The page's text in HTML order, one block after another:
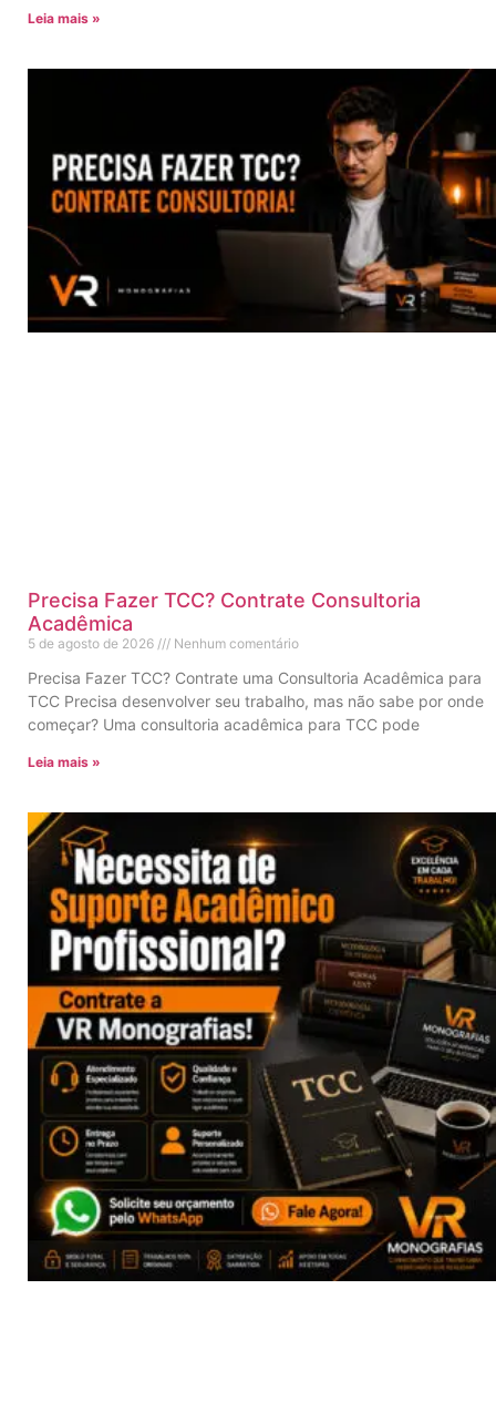
Leia mais »
Precisa Fazer TCC? Contrate Consultoria
Acadêmica
5 de agosto de 2026 Nenhum comentário
Precisa Fazer TCC? Contrate uma Consultoria Acadêmica para
TCC Precisa desenvolver seu trabalho, mas não sabe por onde
começar? Uma consultoria acadêmica para TCC pode
Leia mais »